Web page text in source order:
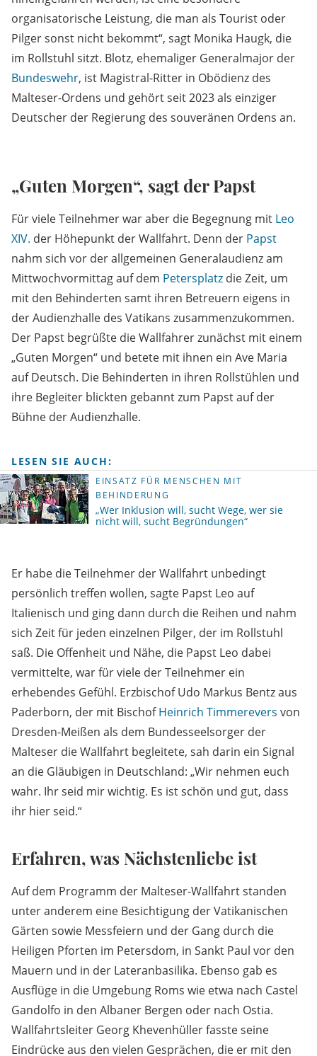
organisatorische Leistung, die man als Tourist oder
Pilger sonst nicht bekommt“, sagt Monika Haugk, die
im Rollstuhl sitzt. Blotz, ehemaliger Generalmajor der
Bundeswehr, ist Magistral-Ritter in Obödienz des
Malteser-Ordens und gehört seit 2023 als einziger
Deutscher der Regierung des souveränen Ordens an.
„Guten Morgen“, sagt der Papst
Für viele Teilnehmer war aber die Begegnung mit Leo
XIV. der Höhepunkt der Wallfahrt. Denn der Papst
nahm sich vor der allgemeinen Generalaudienz am
Mittwochvormittag auf dem Petersplatz die Zeit, um
mit den Behinderten samt ihren Betreuern eigens in
der Audienzhalle des Vatikans zusammenzukommen.
Der Papst begrüßte die Wallfahrer zunächst mit einem
„Guten Morgen“ und betete mit ihnen ein Ave Maria
auf Deutsch. Die Behinderten in ihren Rollstühlen und
ihre Begleiter blickten gebannt zum Papst auf der
Bühne der Audienzhalle.
LESEN SIE AUCH:
EINSATZ FÜR MENSCHEN MIT
BEHINDERUNG
„Wer Inklusion will, sucht Wege, wer sie
nicht will, sucht Begründungen“
Er habe die Teilnehmer der Wallfahrt unbedingt
persönlich treffen wollen, sagte Papst Leo auf
Italienisch und ging dann durch die Reihen und nahm
sich Zeit für jeden einzelnen Pilger, der im Rollstuhl
saß. Die Offenheit und Nähe, die Papst Leo dabei
vermittelte, war für viele der Teilnehmer ein
erhebendes Gefühl. Erzbischof Udo Markus Bentz aus
Paderborn, der mit BischofHeinrich Timmerevers von
Dresden-Meißen als dem Bundesseelsorger der
Malteser die Wallfahrt begleitete, sah darin ein Signal
an die Gläubigen in Deutschland: „Wir nehmen euch
wahr. Ihr seid mir wichtig. Es ist schön und gut, dass
ihr hier seid.“
Erfahren, was Nächstenliebe ist
Auf dem Programm der Malteser-Wallfahrt standen
unter anderem eine Besichtigung der Vatikanischen
Gärten sowie Messfeiern und der Gang durch die
Heiligen Pforten im Petersdom, in Sankt Paul vor den
Mauern und in der Lateranbasilika. Ebenso gab es
Ausflüge in die Umgebung Roms wie etwa nach Castel
Gandolfo in den Albaner Bergen oder nach Ostia.
Wallfahrtsleiter Georg Khevenhüller fasste seine
Eindrücke aus den vielen Gesprächen, die er mit den